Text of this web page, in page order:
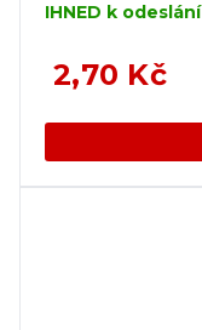
IHNED k odeslání
2,70 Kč